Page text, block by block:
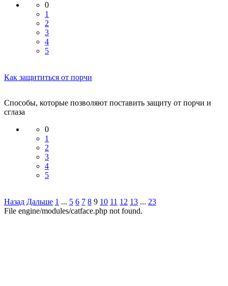
0
1
2
3
4
5
Как защититься от порчи
Способы, которые позволяют поставить защиту от порчи и
сглаза
0
1
2
3
4
5
Назад Дальше 1 ... 5 6 7 8 9 10 11 12 13 ... 23
File engine/modules/catface.php not found.